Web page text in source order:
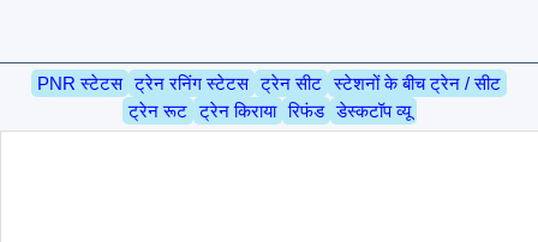
PNR स्टेटस ट्रेन रनिंग स्टेटस ट्रेन सीट स्टेशनों के बीच ट्रेन / सीट
ट्रेन रूट ट्रेन किराया रिफंड डेस्कटॉप व्यू